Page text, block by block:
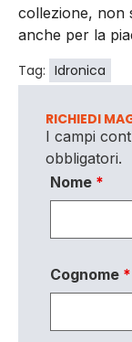
collezione, non
anche per la
Tag: Idronica
RICHIEDI
I campi
obbligatori.
Nome *
Cognome *